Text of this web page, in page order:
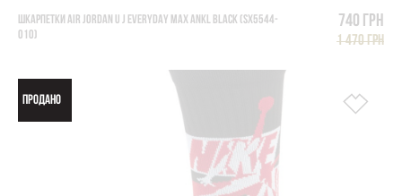
ШКАРПЕТКИ AIR JORDAN U J EVERYDAY MAX ANKL BLACK (SX5544-
010)
740 грн
1 470 грн
ПРОДАНО